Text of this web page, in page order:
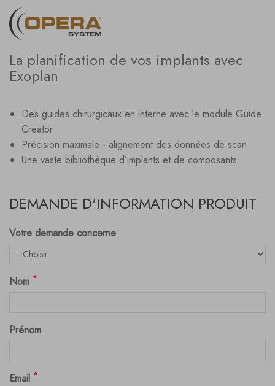
La planification de vos implants avec
Exoplan
Des guides chirurgicaux en interne avec le module Guide
Creator
Précision maximale - alignement des données de scan
Une vaste bibliothèque d’implants et de composants
DEMANDE D'INFORMATION PRODUIT
Votre demande concerne
Nom *
Prénom
Email *